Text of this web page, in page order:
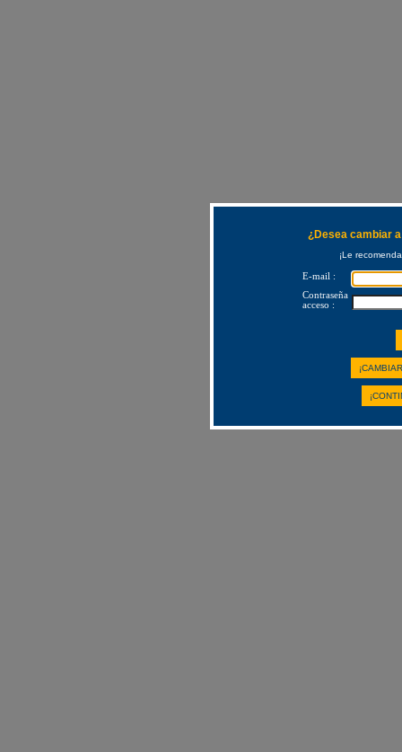
¿Desea cambiar
¡Le
E-mail :
Contraseña
acceso :